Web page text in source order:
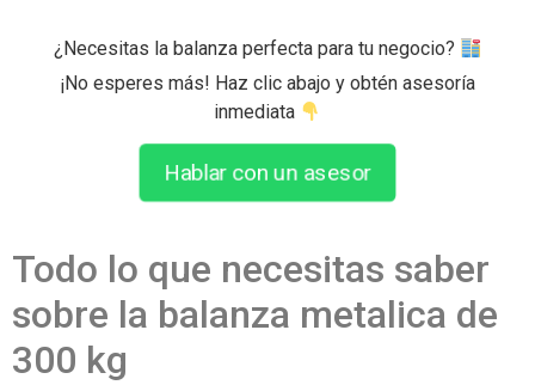
¿Necesitas la balanza perfecta para tu negocio?
¡No esperes más! Haz clic abajo y obtén asesoría
inmediata
Hablar con un asesor
Todo lo que necesitas saber
sobre la balanza metalica de
300 kg